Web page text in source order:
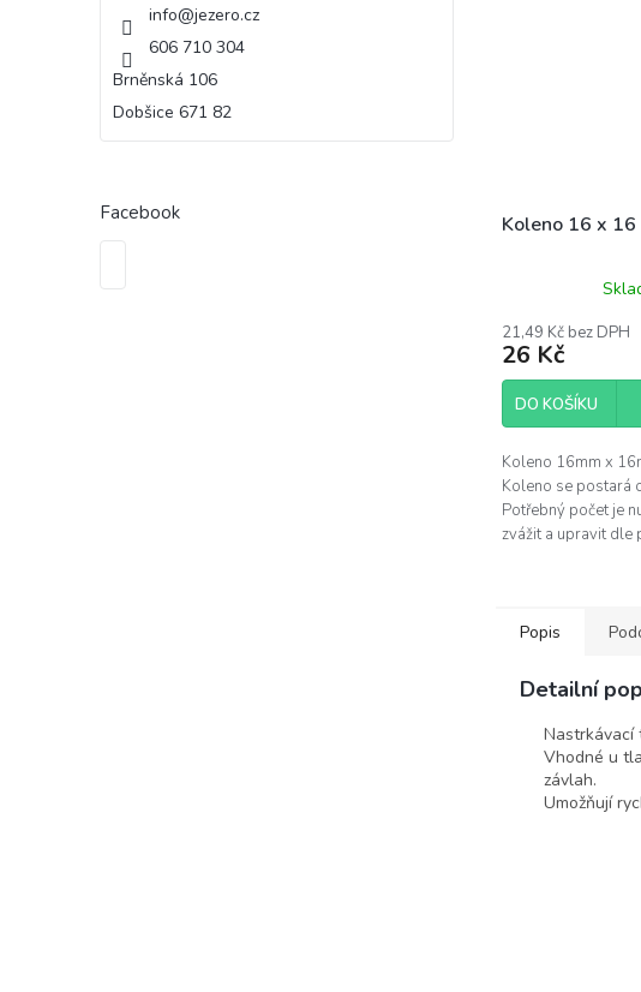
info@jezero.cz
606 710 304
Brněnská 106
Dobšice 671 82
Facebook Koleno 16 x 16
21,49 Kč bez DPH
26 Kč
DO KOŠÍKU
Koleno 16mm x
Koleno se postará
Potřebný počet je
zvážit a upravit dle
Popis
Detailní
Nastrkávací
Vhodné u
závlah.
Umožňují